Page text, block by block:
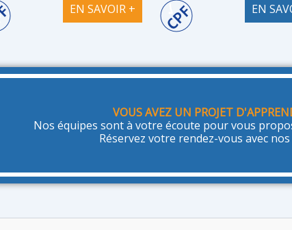
EN SAVOIR + EN
VOUS AVEZ UN PROJET
Nos équipes sont à votre écoute pour vous
Réservez votre rendez-vous avec